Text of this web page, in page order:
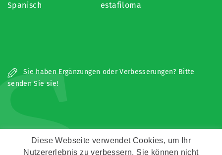
Spanisch estafiloma
Sie haben Ergänzungen oder Verbesserungen? Bitte
senden Sie sie!
Diese Webseite verwendet Cookies, um Ihr
Nutzererlebnis zu verbessern. Sie können nicht